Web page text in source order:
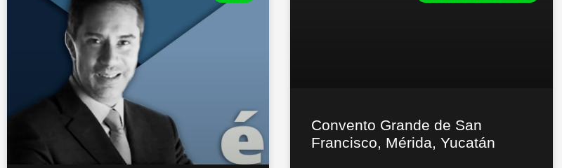
Convento Grande de San
Francisco, Mérida, Yucatán